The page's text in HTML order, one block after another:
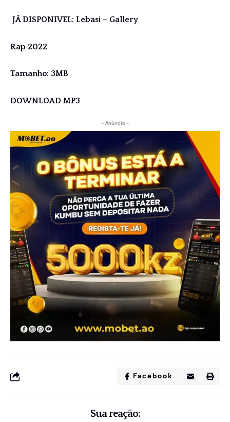
JÁ DISPONIVEL: Lebasi – Gallery
Rap 2022
Tamanho: 3MB
DOWNLOAD MP3
- Anúncio -
Facebook
Sua reação: